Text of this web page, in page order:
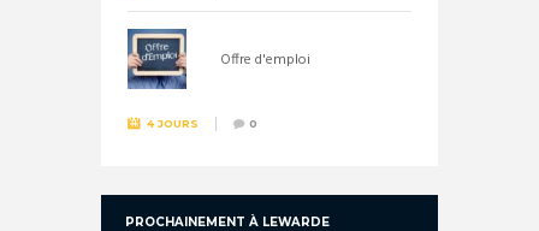
Offre d'emploi
4 JOURS 0
PROCHAINEMENT À LEWARDE